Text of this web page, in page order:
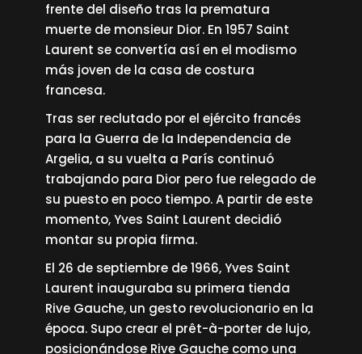
frente del diseño tras la prematura
muerte de monsieur Dior. En 1957 Saint
Laurent se convertía así en el modismo
más joven de la casa de costura
francesa.
Tras ser reclutado por el ejército francés
para la Guerra de la Independencia de
Argelia, a su vuelta a París continuó
trabajando para Dior pero fue relegado de
su puesto en poco tiempo. A partir de este
momento, Yves Saint Laurent decidió
montar su propia firma.
El 26 de septiembre de 1966, Yves Saint
Laurent inauguraba su primera tienda
Rive Gauche, un gesto revolucionario en la
época. Supo crear el prêt-à-porter de lujo,
posicionándose Rive Gauche como una